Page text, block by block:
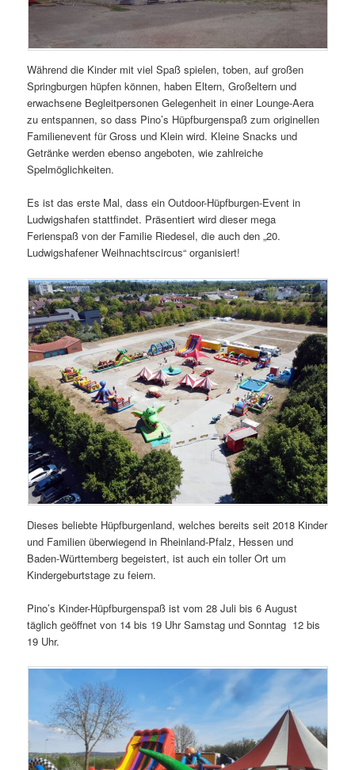
Während die Kinder mit viel Spaß spielen, toben, auf großen
Springburgen hüpfen können, haben Eltern, Großeltern und
erwachsene Begleitpersonen Gelegenheit in einer Lounge-Aera
zu entspannen, so dass Pino’s Hüpfburgenspaß zum originellen
Familienevent für Gross und Klein wird. Kleine Snacks und
Getränke werden ebenso angeboten, wie zahlreiche
Spelmöglichkeiten.
Es ist das erste Mal, dass ein Outdoor-Hüpfburgen-Event in
Ludwigshafen stattfindet. Präsentiert wird dieser mega
Ferienspaß von der Familie Riedesel, die auch den „20.
Ludwigshafener Weihnachtscircus“ organisiert!
Dieses beliebte Hüpfburgenland, welches bereits seit 2018 Kinder
und Familien überwiegend in Rheinland-Pfalz, Hessen und
Baden-Württemberg begeistert, ist auch ein toller Ort um
Kindergeburtstage zu feiern.
Pino’s Kinder-Hüpfburgenspaß ist vom 28 Juli bis 6 August
täglich geöffnet von 14 bis 19 Uhr Samstag und Sonntag 12 bis
19 Uhr.